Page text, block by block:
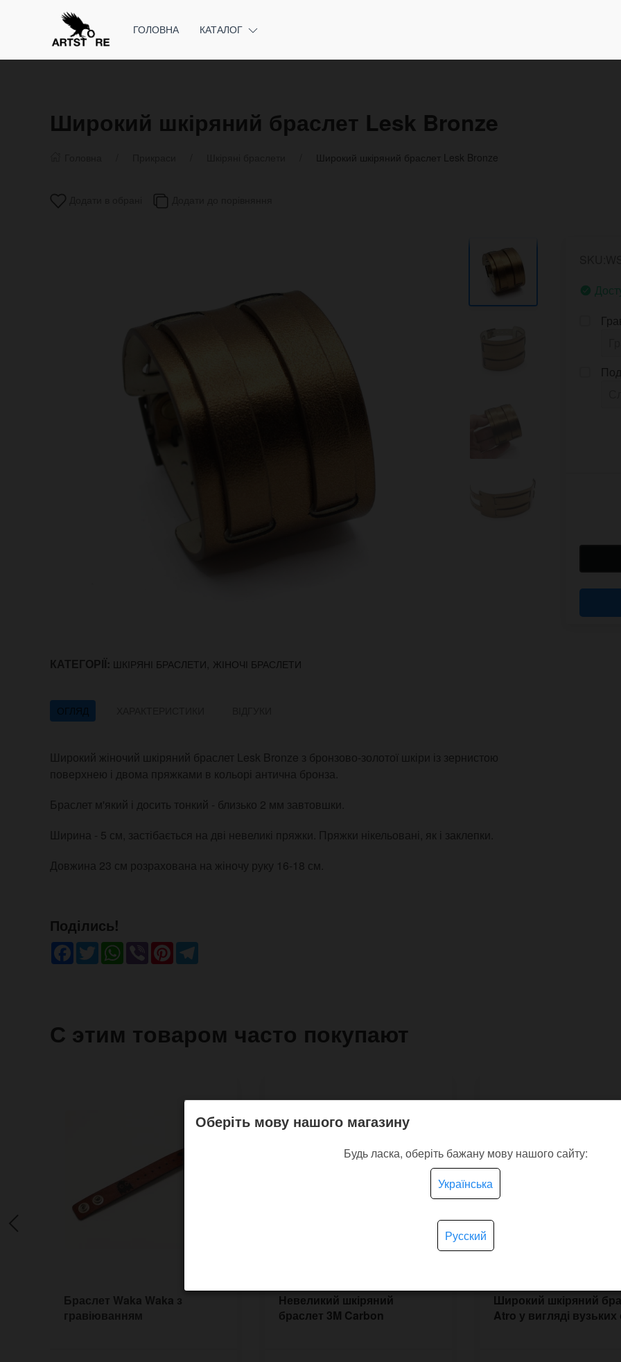
ГОЛОВНА КАТАЛОГ
Широкий шкіряний браслет Lesk Bronze
Широкий шкіряний браслет Lesk Bronze
КАТЕГОРІЇ: ШКІРЯНІ БРАСЛЕТИ, ЖІНОЧІ БРАСЛЕТИ
ОГЛЯД
Широкий жіночий шкіряний браслет Lesk Bronze з бронзово-золотої шкіри із зернистою
поверхнею і двома пряжками в кольорі антична бронза.
Браслет м'який і досить тонкий - близько 2 мм завтовшки.
Ширина - 5 см, застібається на дві невеликі пряжки. Пряжки нікельовані, як і заклепки.
Довжина 23 см розрахована на жіночу руку 16-18 см.
Поділись!
Facebook
TwitterWhatsApp
ViberPinterest
С этим товаром часто покупают
Браслет Waka Waka з
гравіюванням
Невеликий шкіряний
браслет 3M Carbon
Широкий шкіряний
Atro у вигляді вузьких
Оберіть мову нашого магазину
Будь ласка, оберіть бажану мову нашого сайту:
Українська
Русский